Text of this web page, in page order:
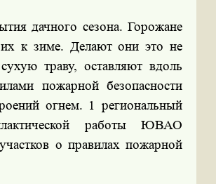
дачного сезона. Горожане
их к зиме. Делают они это не
траву, оставляют вдоль
пожарной безопасности
огнем. 1 региональный
работы ЮВАО
о правилах пожарной